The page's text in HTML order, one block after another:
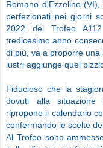
Romano d'Ezzelino
perfezionati nei giorni
2022 del Trofeo
tredicesimo anno
di più, va a proporre
lustri aggiunge quel
Fiducioso che la
dovuti alla situazione
ripropone il calendario
confermando le scelte
Al Trofeo sono